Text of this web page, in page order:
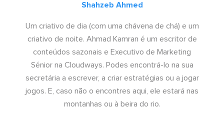
Shahzeb Ahmed
Um criativo de dia (com uma chávena de chá) e um
criativo de noite. Ahmad Kamran é um escritor de
conteúdos sazonais e Executivo de Marketing
Sénior na Cloudways. Podes encontrá-lo na sua
secretária a escrever, a criar estratégias ou a jogar
jogos. E, caso não o encontres aqui, ele estará nas
montanhas ou à beira do rio.